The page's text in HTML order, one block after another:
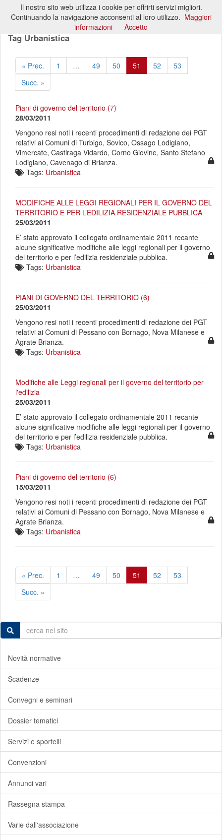
Tag Urbanistica
« Prec. 1 … 49 50 51 52
53
Succ. »
Piani di governo del territorio (7)
28/03/2011
Vengono resi noti i recenti procedimenti di redazione dei PGT
relativi ai Comuni di Turbigo, Sovico, Ossago Lodigiano,
Vimercate, Castiraga Vidardo, Corno Giovine, Santo Stefano
Lodigiano, Cavenago di Brianza.
Tags: Urbanistica
MODIFICHE ALLE LEGGI REGIONALI PER IL GOVERNO DEL
TERRITORIO E PER L’EDILIZIA RESIDENZIALE PUBBLICA
25/03/2011
E’ stato approvato il collegato ordinamentale 2011 recante
alcune significative modifiche alle leggi regionali per il governo
del territorio e per l’edilizia residenziale pubblica.
Tags: Urbanistica
PIANI DI GOVERNO DEL TERRITORIO (6)
25/03/2011
Vengono resi noti i recenti procedimenti di redazione dei PGT
relativi ai Comuni di Pessano con Bornago, Nova Milanese e
Agrate Brianza.
Tags: Urbanistica
Modifiche alle Leggi regionali per il governo del territorio per
l'edilizia
25/03/2011
E’ stato approvato il collegato ordinamentale 2011 recante
alcune significative modifiche alle leggi regionali per il governo
del territorio e per l’edilizia residenziale pubblica.
Tags: Urbanistica
Piani di governo del territorio (6)
15/03/2011
Vengono resi noti i recenti procedimenti di redazione dei PGT
relativi ai Comuni di Pessano con Bornago, Nova Milanese e
Agrate Brianza.
Tags: Urbanistica
« Prec. 1 … 49 50 51 52
53
Succ. »
Novità normative
Scadenze
Convegni e seminari
Dossier tematici
Servizi e sportelli
Convenzioni
Annunci vari
Rassegna stampa
Varie dall'associazione
Il nostro sito web utilizza i cookie per offrirti servizi migliori.
Continuando la navigazione acconsenti al loro utilizzo. Maggiori
informazioni
Accetto